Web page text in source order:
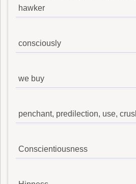
hawker
consciously
we buy
penchant, predilection, use,
Conscientiousness